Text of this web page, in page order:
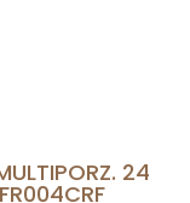
24